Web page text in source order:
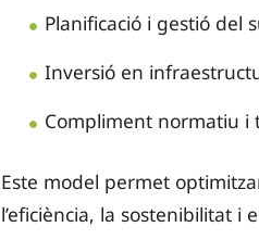
Andalusia: Hidralia, i
Castella-la Manxa:
Illes Canàries:
A més, s'assenyalen
Planificació i gestió del
Inversió en
Compliment normatiu i
Este model permet
l’eficiència, la sostenibilitat i